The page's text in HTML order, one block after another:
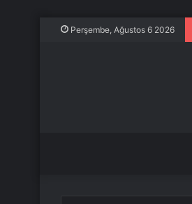
Perşembe, Ağustos 6 2026